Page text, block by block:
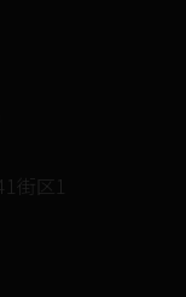
街区1